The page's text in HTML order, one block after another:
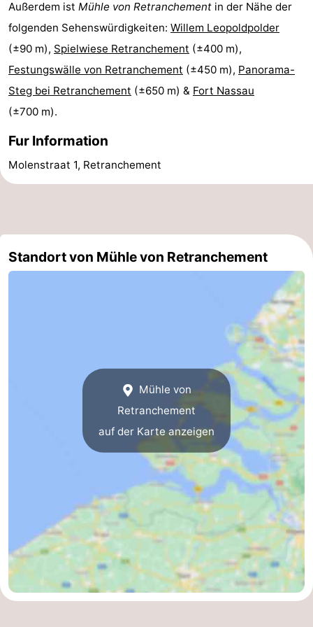
Schwimmbader
-
Reiten
-
Golfplatze
-
Surfen
-
Sportangeln
Haifischzähne
Seehunden
trinken
Praktisch
Walcheren
-
Veere
-
Außerdem ist Mühle von Retranchement in der Nähe der
folgenden Sehenswürdigkeiten: Willem Leopoldpolder
(±90 m), Spielwiese Retranchement (±400 m),
Festungswälle von Retranchement (±450 m), Panorama-
Steg bei Retranchement (±650 m) & Fort Nassau
(±700 m).
Fur Information
Molenstraat 1, Retranchement
Standort von Mühle von Retranchement
Mühle von
Retranchement
auf der Karte anzeigen